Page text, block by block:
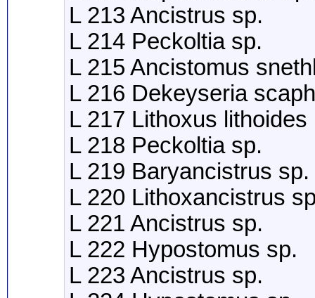
L 213 Ancistrus sp.
L 214 Peckoltia sp.
L 215 Ancistomus
L 216 Dekeyseria
L 217 Lithoxus
L 218 Peckoltia sp.
L 219 Baryancistrus sp.
L 220 Lithoxancistrus
L 221 Ancistrus sp.
L 222 Hypostomus sp.
L 223 Ancistrus sp.